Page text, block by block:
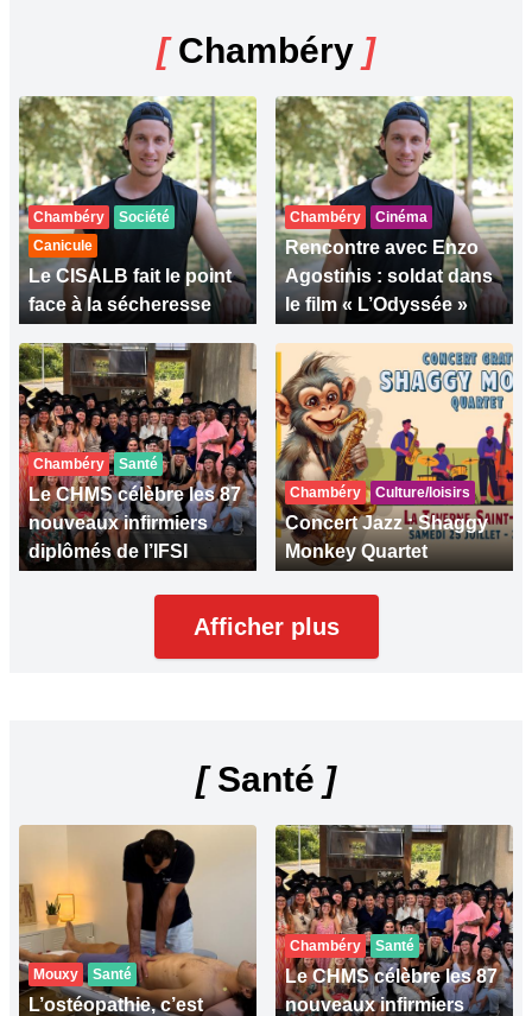
[Chambéry ]
Chambéry
Société
Canicule
Le CISALB fait le point
face à la sécheresse
Chambéry Cinéma
Rencontre avec Enzo
Agostinis : soldat dans
le film « L’Odyssée »
Chambéry Santé
Le CHMS célèbre les 87
nouveaux infirmiers
diplômés de l’IFSI
Chambéry Culture/loisirs
Concert Jazz : Shaggy
Monkey Quartet
Afficher plus
[Santé ]
Mouxy Santé
L’ostéopathie, c’est
Chambéry Santé
Le CHMS célèbre les 87
nouveaux infirmiers